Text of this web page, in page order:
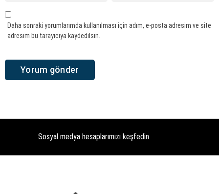
Daha sonraki yorumlarımda kullanılması için adım, e-posta adresim ve site
adresim bu tarayıcıya kaydedilsin.
Sosyal medya hesaplarımızı keşfedin